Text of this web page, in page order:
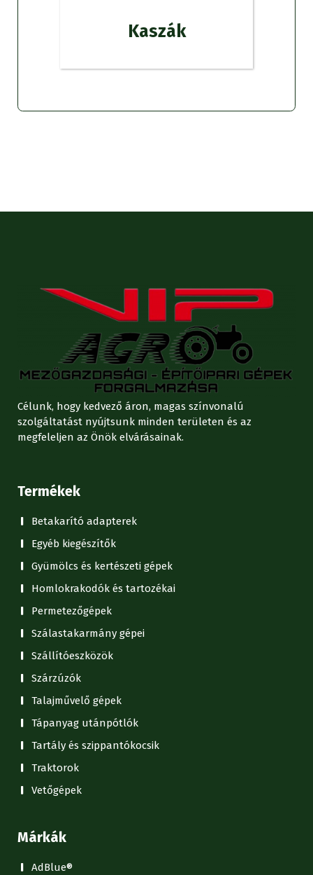
Kaszák
Célunk, hogy kedvező áron, magas színvonalú
szolgáltatást nyújtsunk minden területen és az
megfeleljen az Önök elvárásainak.
Termékek
Betakarító adapterek
Egyéb kiegészítők
Gyümölcs és kertészeti gépek
Homlokrakodók és tartozékai
Permetezőgépek
Szálastakarmány gépei
Szállítóeszközök
Szárzúzók
Talajművelő gépek
Tápanyag utánpótlók
Tartály és szippantókocsik
Traktorok
Vetőgépek
Márkák
AdBlue®